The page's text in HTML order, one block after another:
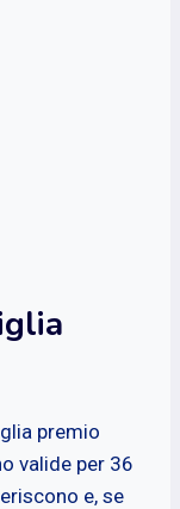
premio
valide per 36
e, se